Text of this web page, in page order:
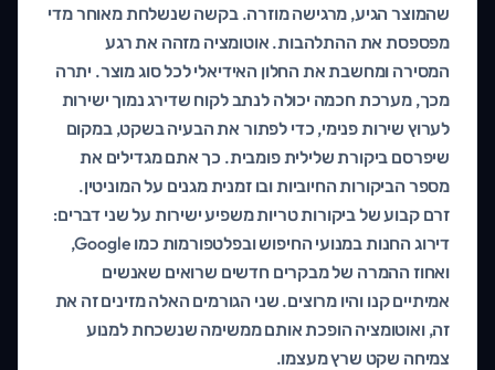
שהמוצר הגיע, מרגישה מוזרה. בקשה שנשלחת מאוחר מדי
מפספסת את ההתלהבות. אוטומציה מזהה את רגע
המסירה ומחשבת את החלון האידיאלי לכל סוג מוצר. יתרה
מכך, מערכת חכמה יכולה לנתב לקוח שדירג נמוך ישירות
לערוץ שירות פנימי, כדי לפתור את הבעיה בשקט, במקום
שיפרסם ביקורת שלילית פומבית. כך אתם מגדילים את
מספר הביקורות החיוביות ובו זמנית מגנים על המוניטין.
זרם קבוע של ביקורות טריות משפיע ישירות על שני דברים:
דירוג החנות במנועי החיפוש ובפלטפורמות כמו Google,
ואחוז ההמרה של מבקרים חדשים שרואים שאנשים
אמיתיים קנו והיו מרוצים. שני הגורמים האלה מזינים זה את
זה, ואוטומציה הופכת אותם ממשימה שנשכחת למנוע
צמיחה שקט שרץ מעצמו.